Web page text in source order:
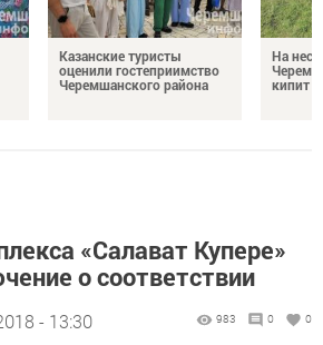
Казанские туристы
оценили гостеприимство
Черемшанского района
На
кипит
«Салават Купере»
о соответствии
- 13:30 983 0 0